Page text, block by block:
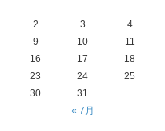
« 7月
2
3 4
9
10 11
16
17 18
23
24 25
30
31